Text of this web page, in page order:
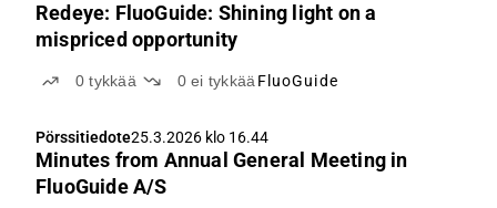
Redeye: FluoGuide: Shining light on a
mispriced opportunity
0tykkää 0ei tykkää FluoGuide
Pörssitiedote25.3.2026 klo 16.44
Minutes from Annual General Meeting in
FluoGuide A/S